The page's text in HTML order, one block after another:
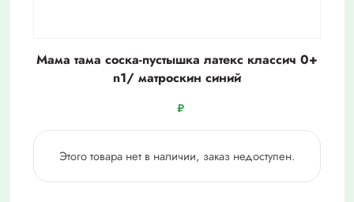
Мама тама соска-пустышка латекс классич 0+
n1/ матроскин синий
₽
Этого товара нет в наличии, заказ недоступен.